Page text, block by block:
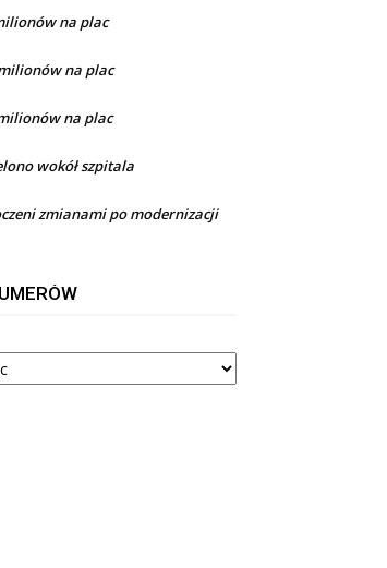
na plac
na plac
na plac
wokół szpitala
zmianami po modernizacji